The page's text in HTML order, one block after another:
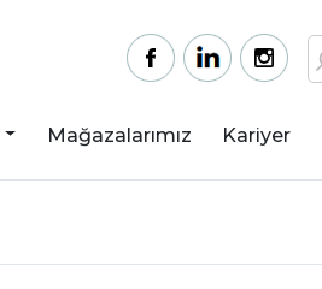
Mağazalarımız Kariyer